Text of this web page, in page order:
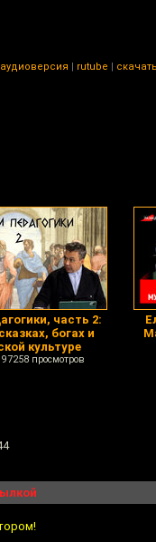
аудиоверсия | rutube | скачать
часть 2:
богах и
культуре
просмотров